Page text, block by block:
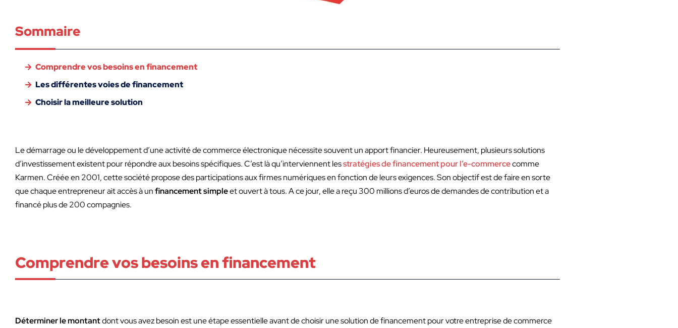
Sommaire
Comprendre vos besoins en financement
Les différentes voies de financement
Choisir la meilleure solution
Le démarrage ou le développement d’une activité de commerce électronique nécessite souvent un apport financier. Heureusement, plusieurs solutions
d’investissement existent pour répondre aux besoins spécifiques. C’est là qu’interviennent lesstratégies de financement pour l’e-commercecomme
Karmen. Créée en 2001, cette société propose des participations aux firmes numériques en fonction de leurs exigences. Son objectif est de faire en sorte
que chaque entrepreneur ait accès àunfinancement simpleet ouvert à tous. A ce jour, elle a reçu 300 millions d’euros de demandes de contribution et a
financé plus de 200 compagnies.
Comprendre vos besoins en financement
Déterminer le montantdont vous avez besoin est une étape essentielle avant de choisir une solution de financement pour votre entreprise de commerce